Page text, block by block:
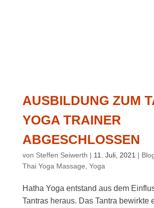
AUSBILDUNG ZUM
YOGA TRAINER
ABGESCHLOSSEN
von Steffen Seiwerth | 11. Juli, 2021 |
Thai Yoga Massage Yoga
Hatha Yoga entstand aus dem
Tantras heraus. Das Tantra bewirkte